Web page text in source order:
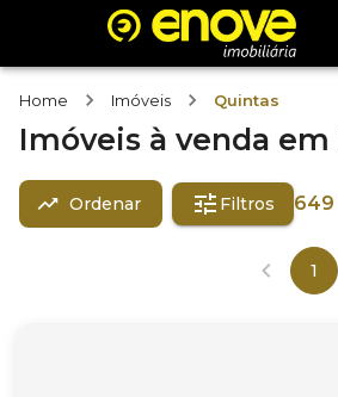
Home Imóveis Quintas
Imóveis à venda em
Ordenar Filtros 649
1